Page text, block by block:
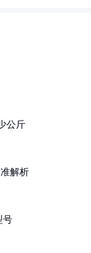
公斤
解析
号